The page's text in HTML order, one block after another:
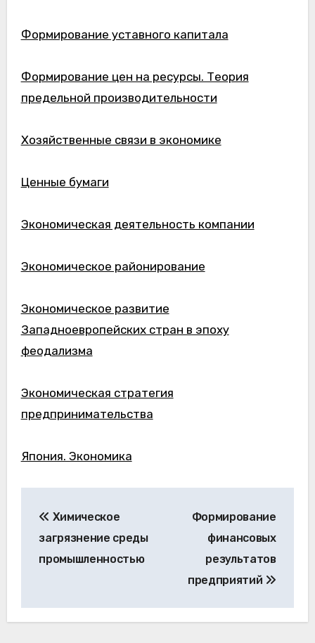
Формирование уставного капитала
Формирование цен на ресурсы. Теория
предельной производительности
Хозяйственные связи в экономике
Ценные бумаги
Экономическая деятельность компании
Экономическое районирование
Экономическое развитие
Западноевропейских стран в эпоху
феодализма
Экономическая стратегия
предпринимательства
Япония. Экономика
по
записям
Химическое
загрязнение среды
промышленностью
Формирование
финансовых
результатов
предприятий